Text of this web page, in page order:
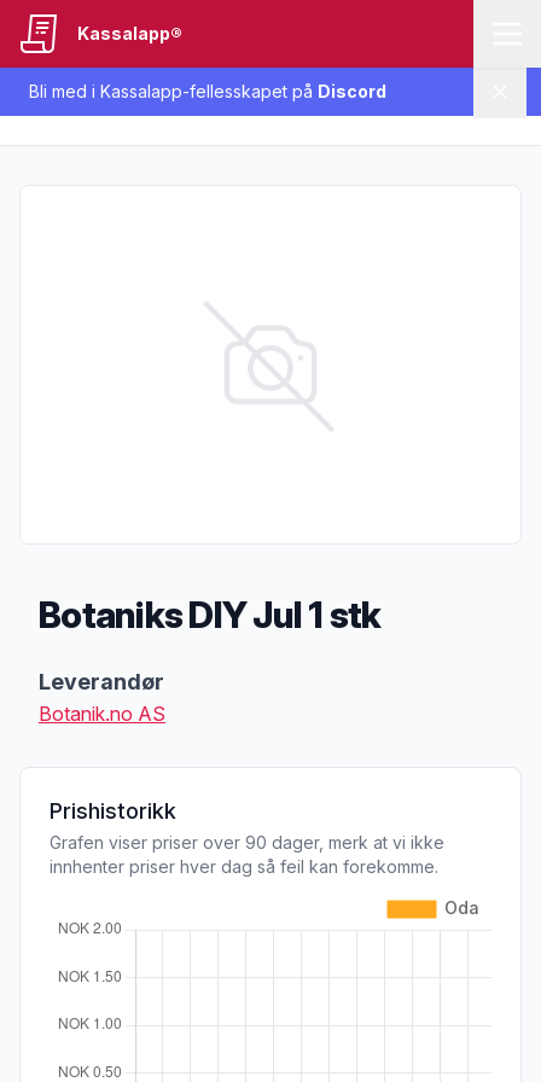
Bli med i Kassalapp-fellesskapet på Discord
Kassalapp®
Botaniks DIY Jul 1 stk
Leverandør
Botanik.no AS
Prishistorikk
Grafen viser priser over 90 dager, merk at vi ikke
innhenter priser hver dag så feil kan forekomme.